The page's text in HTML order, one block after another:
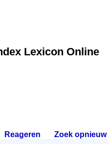
Lexicon Online
Reageren Zoek opnieuw.